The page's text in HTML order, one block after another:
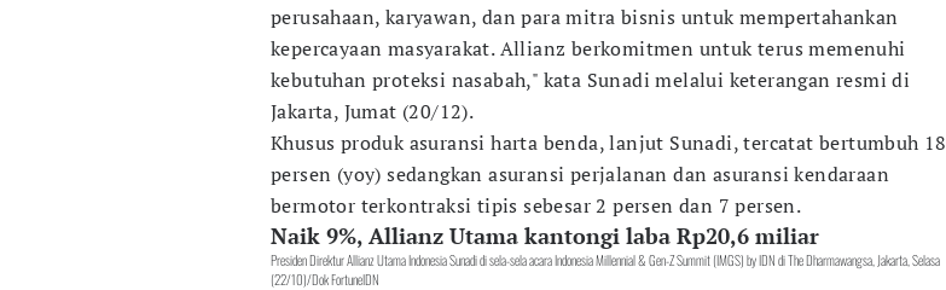
perusahaan, karyawan, dan para mitra bisnis untuk mempertahankan
kepercayaan masyarakat. Allianz berkomitmen untuk terus memenuhi
kebutuhan proteksi nasabah," kata Sunadi melalui keterangan resmi di
Jakarta, Jumat (20/12).
Khusus produk asuransi harta benda, lanjut Sunadi, tercatat bertumbuh 18
persen (yoy) sedangkan asuransi perjalanan dan asuransi kendaraan
bermotor terkontraksi tipis sebesar 2 persen dan 7 persen.
Naik 9%, Allianz Utama kantongi laba Rp20,6 miliar
Presiden Direktur Allianz Utama Indonesia Sunadi di sela-sela acara Indonesia Millennial & Gen-Z Summit (IMGS) by IDN di The Dharmawangsa, Jakarta, Selasa
(22/10)/Dok FortuneIDN